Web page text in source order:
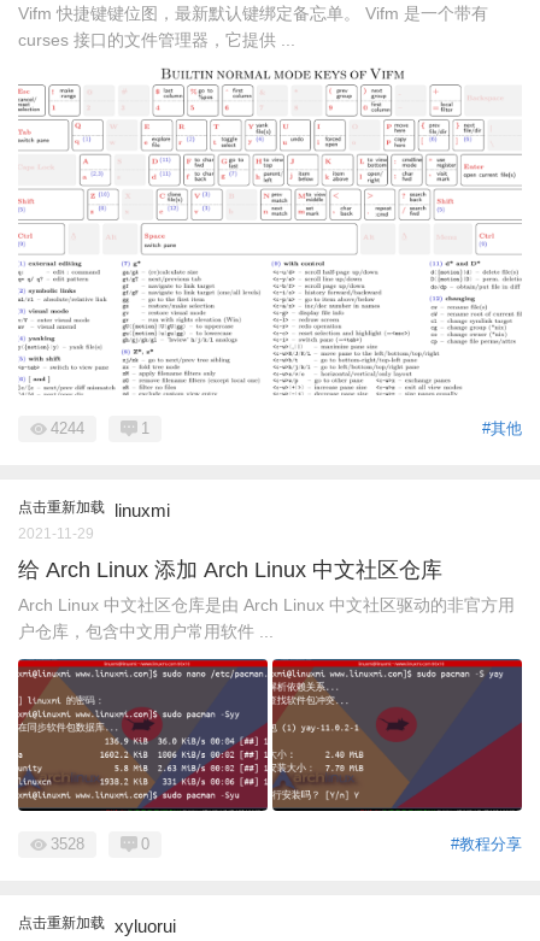
Vifm 快捷键键位图，最新默认键绑定备忘单。 Vifm 是一个带有
curses 接口的文件管理器，它提供 ...
#其他
4244 1
点击重新加载 linuxmi
2021-11-29
给 Arch Linux 添加 Arch Linux 中文社区仓库
Arch Linux 中文社区仓库是由 Arch Linux 中文社区驱动的非官方用
户仓库，包含中文用户常用软件 ...
#教程分享
3528 0
点击重新加载 xyluorui